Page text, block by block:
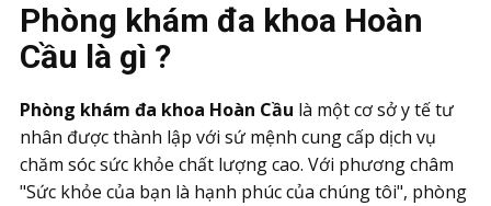
Phòng khám đa khoa Hoàn
Cầu là gì ?
Phòng khám đa khoa Hoàn Cầu là một cơ sở y tế tư
nhân được thành lập với sứ mệnh cung cấp dịch vụ
chăm sóc sức khỏe chất lượng cao. Với phương châm
"Sức khỏe của bạn là hạnh phúc của chúng tôi", phòng